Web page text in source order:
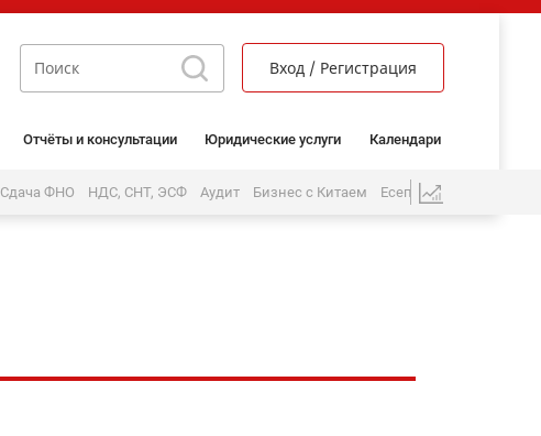
Вход / Регистрация
Отчёты и консультации Юридические услуги Календари
Сдача ФНО НДС, СНТ, ЭСФ Аудит Бизнес с Китаем Есеп бөлімі